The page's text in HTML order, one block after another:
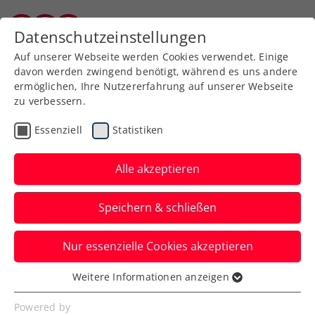
Zurück zur Newsübersicht
Turniere
Nennschluss bei den
ÖTV-Jugend-
Hallenmeisterschaften
2024
Nur noch bis 1. März um 20:00 Uhr kann
für die Altersklassen U12, U14 und U16
genannt werden.
Datenschutzeinstellungen
Auf unserer Webseite werden Cookies verwendet. Einige
davon werden zwingend benötigt, während es uns andere
ermöglichen, Ihre Nutzererfahrung auf unserer Webseite
zu verbessern.
Essenziell Statistiken
Alle akzeptieren
Speichern & schließen
Nur essenzielle Cookies akzeptieren
Essenziell
Essenzielle Cookies werden für grundlegende
Weitere Informationen anzeigen
Powered by